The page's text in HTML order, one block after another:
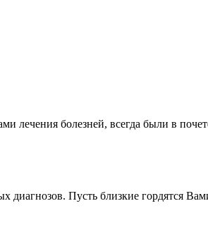
лечения болезней, всегда были в
Пусть близкие гордятся